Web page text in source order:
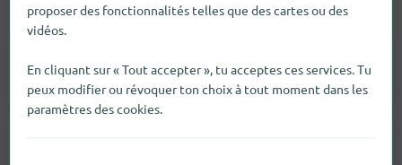
Vêtements
Accessoires De Mode
proposer des fonctionnalités telles que des cartes ou des
vidéos.
En cliquant sur « Tout accepter », tu acceptes ces services. Tu
peux modifier ou révoquer ton choix à tout moment dans les
paramètres des cookies.